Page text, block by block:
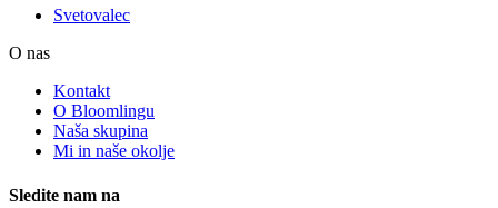
Svetovalec
O nas
Kontakt
O Bloomlingu
Naša skupina
Mi in naše okolje
Sledite nam na